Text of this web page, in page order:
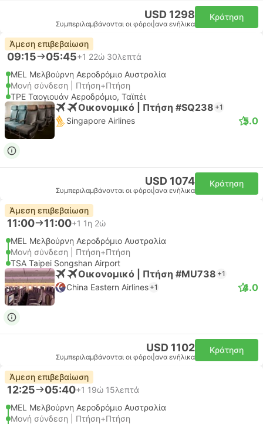
USD 1298
Συμπεριλαμβάνονται οι φόροι ανα ενήλικα
Κράτηση
Άμεση επιβεβαίωση
09:15 05:45+1 22ώ 30λεπτά
MEL Μελβούρνη Αεροδρόμιο Αυστραλία
Μονή σύνδεση | Πτήση+Πτήση
TPE Ταογιουάν Αεροδρόμιο, Ταϊπέι
Οικονομικό | Πτήση #SQ238 +1
Singapore Airlines 5.0
USD 1074
Συμπεριλαμβάνονται οι φόροι ανα ενήλικα
Κράτηση
Άμεση επιβεβαίωση
11:00 11:00+1 1η 2ώ
MEL Μελβούρνη Αεροδρόμιο Αυστραλία
Μονή σύνδεση | Πτήση+Πτήση
TSA Taipei Songshan Airport
Οικονομικό | Πτήση #MU738 +1
China Eastern Airlines +1 4.0
USD 1102
Συμπεριλαμβάνονται οι φόροι ανα ενήλικα
Κράτηση
Άμεση επιβεβαίωση
12:25 05:40+1 19ώ 15λεπτά
MEL Μελβούρνη Αεροδρόμιο Αυστραλία
Μονή σύνδεση | Πτήση+Πτήση